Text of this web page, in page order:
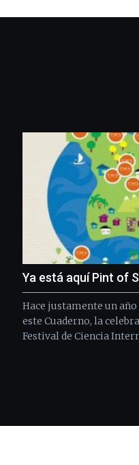
Ya está aquí Pint of
Hace justamente un
este Cuaderno, la
Festival de Ciencia